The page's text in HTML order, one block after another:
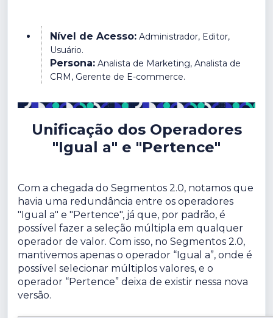
Nível de Acesso: Administrador, Editor,
Usuário.
Persona: Analista de Marketing, Analista de
CRM, Gerente de E-commerce.
Unificação dos Operadores
"Igual a" e "Pertence"
Com a chegada do Segmentos 2.0, notamos que
havia uma redundância entre os operadores
"Igual a" e "Pertence", já que, por padrão, é
possível fazer a seleção múltipla em qualquer
operador de valor. Com isso, no Segmentos 2.0,
mantivemos apenas o operador “Igual a”, onde é
possível selecionar múltiplos valores, e o
operador “Pertence” deixa de existir nessa nova
versão.